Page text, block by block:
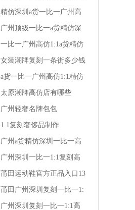
柜地址
里啊
精仿深圳a货一比一广州高
仿1:1复刻小孩外套男装仿
棉布好吗
广州顶级一比一a货精仿深
圳复刻高仿1:1兰轩精品男
装
一比一广州高仿1:1a货精仿
深圳复刻男装冬裤高端
女装潮牌复刻一条街多少钱
一套衣服
a货一比一广州高仿1:1精仿
深圳复刻达兰特高档男装
太原潮牌高仿店有哪些
广州轻奢名牌包包
1 1复刻奢侈品制作
广州a货精仿深圳一比一高
仿1:1复刻潮牌男装卡其
广州深圳一比一1:1复刻高
仿a货精仿时尚男装夏衬衫
莆田运动鞋官方正品入口13
岁 女生 运动鞋
莆田广州深圳复刻一比一1:
1高仿a货精仿卡帝琼斯男装
广州深圳复刻一比一1:1高